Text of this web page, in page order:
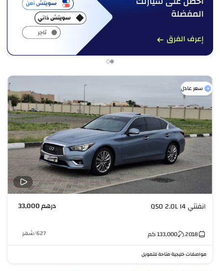
سعر عادل
انفنتي Q50 2.0L I4 درهم 33,000
2018
133,000كم 627
/شهر
مواصفات خليجية•متاحة للتمويل